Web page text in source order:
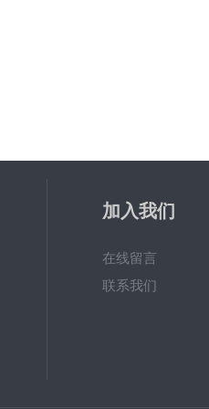
加入我们
在线留言
联系我们